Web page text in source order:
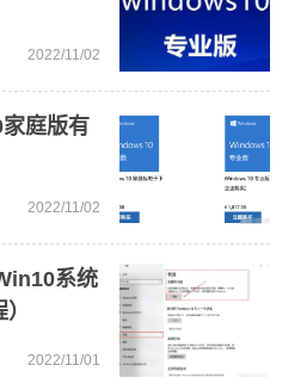
旗舰版win7系统安装教程
2022/11/02
庭版有
2022/11/02
系统
2022/11/01